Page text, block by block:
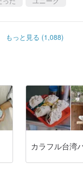
もっと見る (1,088)
カラフル台湾